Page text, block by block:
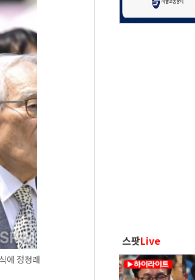
에 정청래
스팟Live